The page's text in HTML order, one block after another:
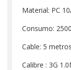
Material: PC
Consumo:
Cable: 5 metros
Calibre : 3G